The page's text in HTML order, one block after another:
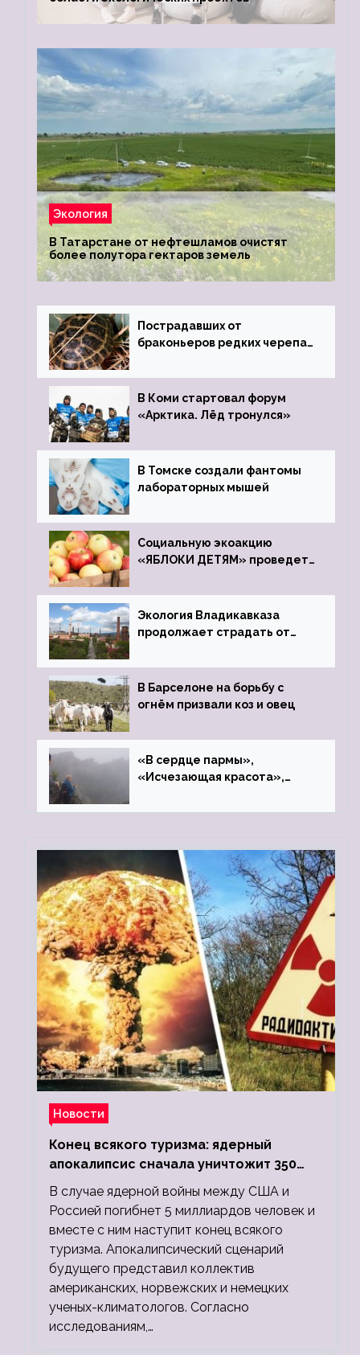
Экология
В Татарстане от нефтешламов очистят
более полутора гектаров земель
Пострадавших от
браконьеров редких черепах
зоопарк
В Коми стартовал форум
«Арктика. Лёд тронулся»
В Томске создали фантомы
лабораторных мышей
Социальную экоакцию
«ЯБЛОКИ ДЕТЯМ» проведет
Экология Владикавказа
продолжает страдать от
В Барселоне на борьбу с
огнём призвали коз и овец
«В сердце пармы»,
«Исчезающая красота»,
Новости
Конец всякого туризма: ядерный
апокалипсис сначала уничтожит 350
миллионов, а потом 5 миллиардов
людей
В случае ядерной войны между США и
Россией погибнет 5 миллиардов человек и
вместе с ним наступит конец всякого
туризма. Апокалипсический сценарий
будущего представил коллектив
американских, норвежских и немецких
ученых-климатологов. Согласно
исследованиям,…